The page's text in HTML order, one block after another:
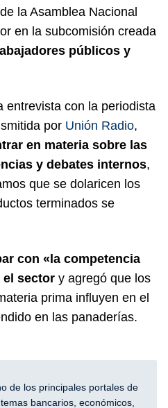
la Asamblea Nacional
en la subcomisión creada
públicos y
entrevista con la periodista
por Unión Radio,
en materia sobre las
y debates internos,
que se dolaricen los
terminados se
con «la competencia
el sector y agregó que los
prima influyen en el
en las panaderías.
de los principales portales de
bancarios, económicos,